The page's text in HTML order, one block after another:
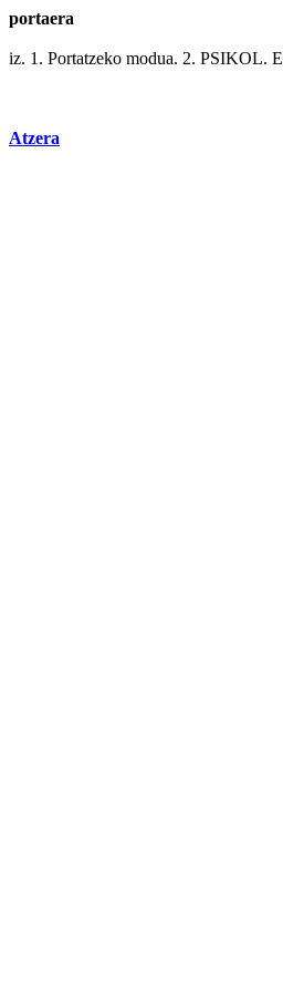
portaera
iz. 1. Portatzeko modua. 2. PSIKOL.
Atzera